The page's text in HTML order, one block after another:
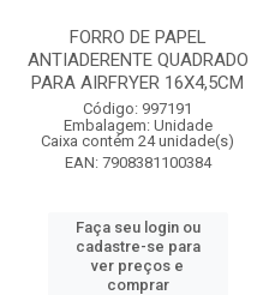
FORRO DE PAPEL
ANTIADERENTE QUADRADO
PARA AIRFRYER 16X4,5CM
Código: 997191
Embalagem: Unidade
Caixa contém 24 unidade(s)
EAN: 7908381100384
Faça seu login ou
cadastre-se para
ver preços e
comprar